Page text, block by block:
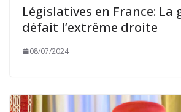
Législatives en France: La
défait l’extrême droite
08/07/2024